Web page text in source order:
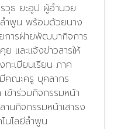
ธ ยะอูป ผู้อำนวย
ลำพูน พร้อมด้วยนาง
การฝ่ายพัฒนากิจการ
และแจ้งข่าวสารให้
ะเบียนเรียน ภาค
คณะครู บุคลากร
ข้าร่วมกิจกรรมหน้า
นกิจกรรมหน้าเสาธง
นโลยีลำพูน